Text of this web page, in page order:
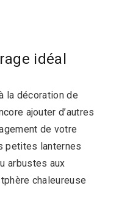
idéal
la décoration de
ajouter d’autres
de votre
petites lanternes
arbustes aux
chaleureuse